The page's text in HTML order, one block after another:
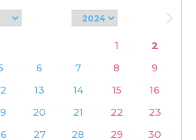
1
2
6 7 8
9
13 14 15
16
20 21 22
23
27 28 29 30